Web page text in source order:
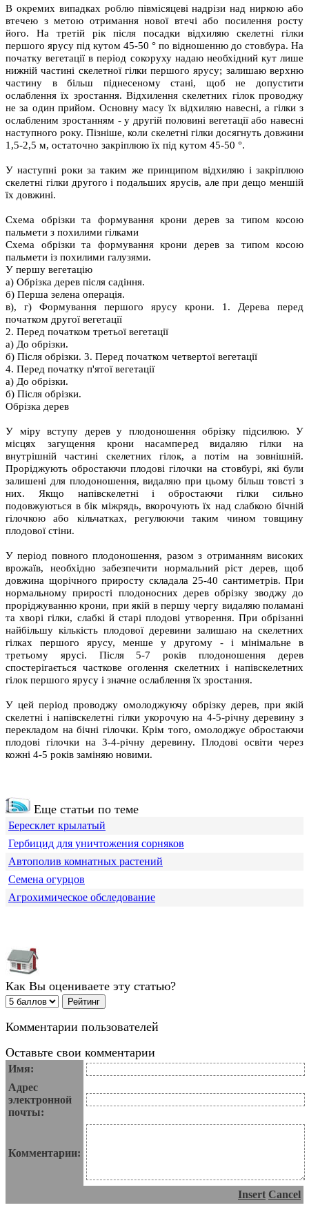
В окремих випадках роблю півмісяцеві надрізи над ниркою або
втечею з метою отримання нової втечі або посилення росту
його. На третій рік після посадки відхиляю скелетні гілки
першого ярусу під кутом 45-50 ° по відношенню до стовбура. На
початку вегетації в період сокоруху надаю необхідний кут лише
нижній частині скелетної гілки першого ярусу; залишаю верхню
частину в більш піднесеному стані, щоб не допустити
ослаблення їх зростання. Відхилення скелетних гілок проводжу
не за один прийом. Основну масу їх відхиляю навесні, а гілки з
ослабленим зростанням - у другій половині вегетації або навесні
наступного року. Пізніше, коли скелетні гілки досягнуть довжини
1,5-2,5 м, остаточно закріплюю їх під кутом 45-50 °.
У наступні роки за таким же принципом відхиляю і закріплюю
скелетні гілки другого і подальших ярусів, але при дещо меншій
їх довжині.
Схема обрізки та формування крони дерев за типом косою
пальмети з похилими гілками
Схема обрізки та формування крони дерев за типом косою
пальмети із похилими галузями.
У першу вегетацію
а) Обрізка дерев після садіння.
б) Перша зелена операція.
в), г) Формування першого ярусу крони. 1. Дерева перед
початком другої вегетації
2. Перед початком третьої вегетації
а) До обрізки.
б) Після обрізки. 3. Перед початком четвертої вегетації
4. Перед початку п'ятої вегетації
а) До обрізки.
б) Після обрізки.
Обрізка дерев
У міру вступу дерев у плодоношення обрізку підсилюю. У
місцях загущення крони насамперед видаляю гілки на
внутрішній частині скелетних гілок, а потім на зовнішній.
Проріджують обростаючи плодові гілочки на стовбурі, які були
залишені для плодоношення, видаляю при цьому більш товсті з
них. Якщо напівскелетні і обростаючи гілки сильно
подовжуються в бік міжрядь, вкорочують їх над слабкою бічній
гілочкою або кільчатках, регулюючи таким чином товщину
плодової стіни.
У період повного плодоношення, разом з отриманням високих
врожаїв, необхідно забезпечити нормальний ріст дерев, щоб
довжина щорічного приросту складала 25-40 сантиметрів. При
нормальному прирості плодоносних дерев обрізку зводжу до
проріджуванню крони, при якій в першу чергу видаляю поламані
та хворі гілки, слабкі й старі плодові утворення. При обрізанні
найбільшу кількість плодової деревини залишаю на скелетних
гілках першого ярусу, менше у другому - і мінімальне в
третьому ярусі. Після 5-7 років плодоношення дерев
спостерігається часткове оголення скелетних і напівскелетних
гілок першого ярусу і значне ослаблення їх зростання.
У цей період проводжу омолоджуючу обрізку дерев, при якій
скелетні і напівскелетні гілки укорочую на 4-5-річну деревину з
перекладом на бічні гілочки. Крім того, омолоджує обростаючи
плодові гілочки на 3-4-річну деревину. Плодові освіти через
кожні 4-5 років заміняю новими.
Еще статьи по теме
Бересклет крылатый
Гербицид для уничтожения сорняков
Автополив комнатных растений
Семена огурцов
Агрохимическое обследование
Как Вы оцениваете эту статью?
Комментарии пользователей
Оставьте свои комментарии
Имя:
Адрес
электронной
почты:
Комментарии:
Insert Cancel